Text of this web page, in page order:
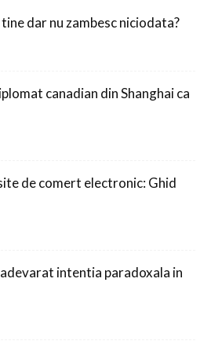
dar nu zambesc niciodata?
canadian din Shanghai ca
de comert electronic: Ghid
intentia paradoxala in